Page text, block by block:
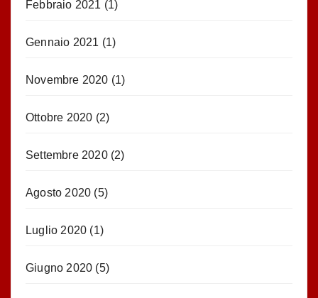
Febbraio 2021 (1)
Gennaio 2021 (1)
Novembre 2020 (1)
Ottobre 2020 (2)
Settembre 2020(2)
Agosto 2020 (5)
Luglio 2020 (1)
Giugno 2020 (5)